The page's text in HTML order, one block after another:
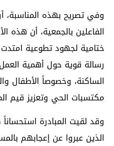
وفي تصريح بهذه المناسبة،
الفاعلين بالجمعية، أن
ختامية لجهود تطوعية
رسالة قوية حول أهمية
الساكنة، وخصوصاً الأطفال
مكتسبات الحي وتعزيز قيم
وقد لقيت المبادرة استحساناً
الذين عبروا عن إعجابهم